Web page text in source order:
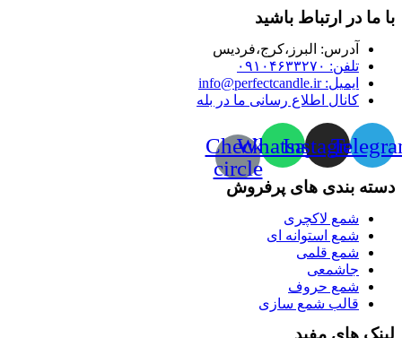
با ما در ارتباط باشید
آدرس:‌ البرز،کرج،فردیس
تلفن: ۰۹۱۰۴۶۳۳۲۷۰
ایمیل: info@perfectcandle.ir
کانال اطلاع رسانی ما در بله
Instagram
Whatsapp
Check-
circle
دسته بندی های پرفروش
شمع لاکچری
شمع استوانه ای
شمع قلمی
جاشمعی
شمع حروف
قالب شمع سازی
لینک های مفید